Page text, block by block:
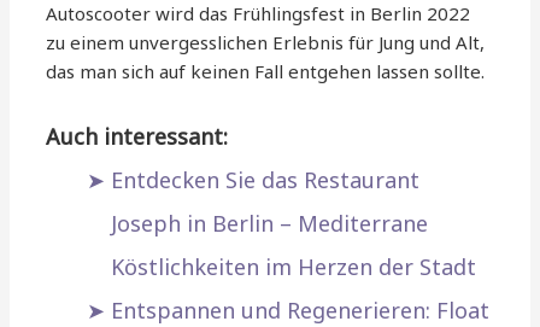
Autoscooter wird das Frühlingsfest in Berlin 2022
zu einem unvergesslichen Erlebnis für Jung und Alt,
das man sich auf keinen Fall entgehen lassen sollte.
Auch interessant:
Entdecken Sie das Restaurant
Joseph in Berlin – Mediterrane
Köstlichkeiten im Herzen der Stadt
Entspannen und Regenerieren: Float